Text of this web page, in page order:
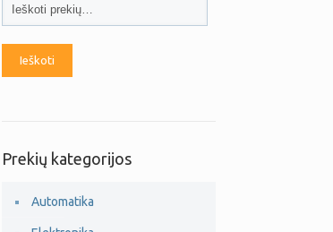
Ieškoti
Prekių kategorijos
Automatika